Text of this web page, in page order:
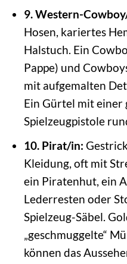
9. Western-
Hosen, kariertes
Halstuch. Ein
Pappe) und
mit aufgemalten
Ein Gürtel mit einer
Spielzeugpistole
10. Pirat/in:
Kleidung, oft mit
ein Piratenhut, ein
Lederresten oder
Spielzeug-Säbel.
„geschmuggelte“
können das